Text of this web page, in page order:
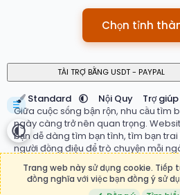
Chọn tỉnh
Standard Nội Quy Trợ giúp
Giữa cuộc sống bận rộn, nhu cầu tìm
ngày càng trở nên quan trọng.
bạn dễ dàng tìm bạn tình, tìm bạn
người đồng điệu để trò chuyện mỗi
dùng đa dạng, hệ thống ghép đôi
thiện, bạn có thể nhanh chóng tìm
mong muốn của mình. Đừng ngần
Trang web này sử dụng cookie. Tiếp
đồng nghĩa với việc bạn đồng ý sử
☰